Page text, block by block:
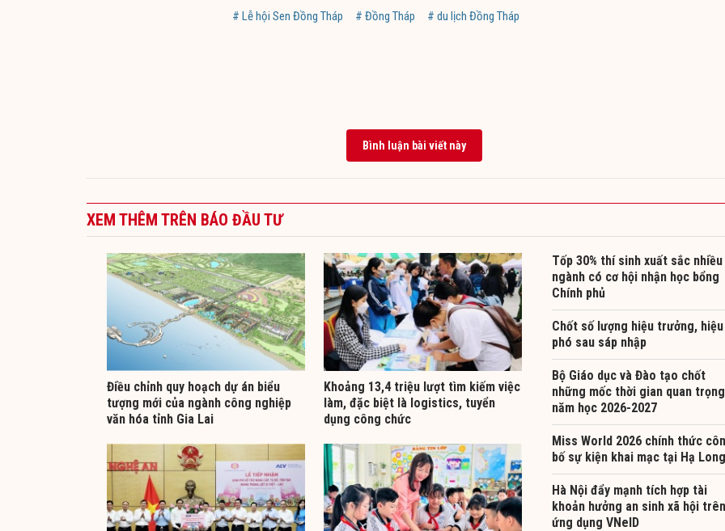
# Lễ hội Sen Đồng Tháp # Đồng Tháp # du lịch Đồng Tháp
Bình luận bài viết này
XEM THÊM TRÊN BÁO ĐẦU TƯ
Điều chỉnh quy hoạch dự án biểu
tượng mới của ngành công nghiệp
văn hóa tỉnh Gia Lai
Khoảng 13,4 triệu lượt tìm kiếm việc
làm, đặc biệt là logistics, tuyển
dụng công chức
Tốp 30% thí sinh xuất sắc nhiều
ngành có cơ hội nhận học bổng
Chính phủ
Chốt số lượng hiệu trưởng, hiệu
phó sau sáp nhập
Bộ Giáo dục và Đào tạo chốt
những mốc thời gian quan
năm học 2026-2027
Miss World 2026 chính thức
bố sự kiện khai mạc tại Hạ Long
Hà Nội đẩy mạnh tích hợp tài
khoản hưởng an sinh xã hội trên
ứng dụng VNeID